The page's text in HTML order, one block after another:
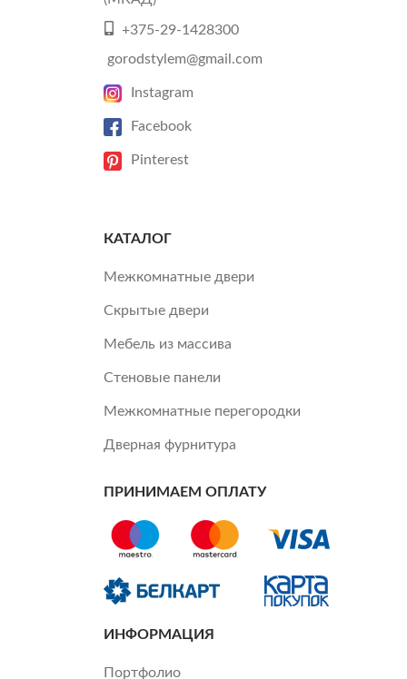
+375-29-1428300
gorodstylem@gmail.com
Instagram
Facebook
Pinterest
КАТАЛОГ
Межкомнатные двери
Скрытые двери
Мебель из массива
Стеновые панели
Межкомнатные перегородки
Дверная фурнитура
ПРИНИМАЕМ ОПЛАТУ
ИНФОРМАЦИЯ
Портфолио